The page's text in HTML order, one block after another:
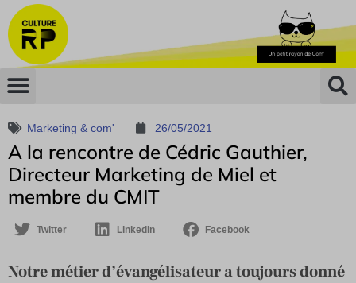
Marketing & com' 26/05/2021
A la rencontre de Cédric Gauthier,
Directeur Marketing de Miel et
membre du CMIT
Twitter LinkedIn Facebook
Notre métier d’évangélisateur a toujours donné